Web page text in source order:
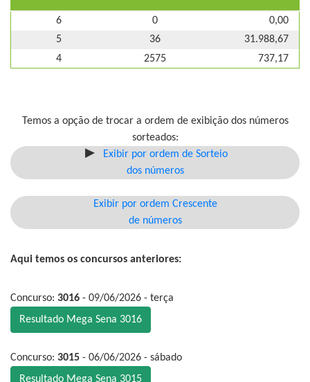
6 0
0,00
5
36
31.988,67
4
2575 737,17
Temos a opção de trocar a ordem de exibição dos números
sorteados:
Exibir por ordem de Sorteio
dos números
Exibir por ordem Crescente
de números
Aqui temos os concursos anteriores:
Concurso: 3016 - 09/06/2026 - terça
Resultado Mega Sena 3016
Concurso: 3015 - 06/06/2026 - sábado
Resultado Mega Sena 3015